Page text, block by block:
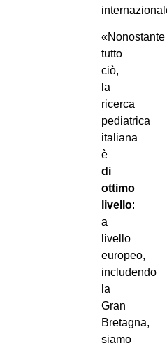
«Nonostante
tutto
ciò,
la
ricerca
pediatrica
italiana
è
di
ottimo
livello:
a
livello
europeo,
includendo
la
Gran
Bretagna,
siamo